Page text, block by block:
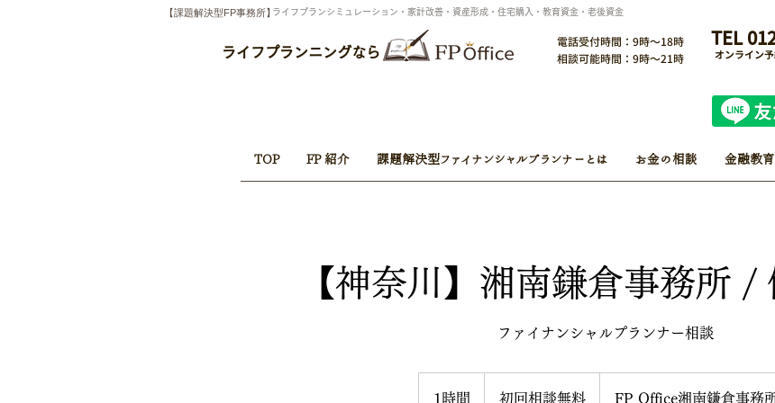
【課題解決型FP事務所】​ライフプランシミュレーション・家計改善・資産形成・住宅購入・教育資金・老後資金
ライフプランニングなら
電話受付時間：9時～18時
相談可能時間：9時～21時
TEL
オンライン
TOP FP 紹介 課題解決型ファイナンシャルプランナーとは お金の相談 金融教育
【神奈川】湘南鎌倉事務所 /
ファイナンシャルプランナー相談
1時間 初回相談無料 FP Office湘南鎌倉事務